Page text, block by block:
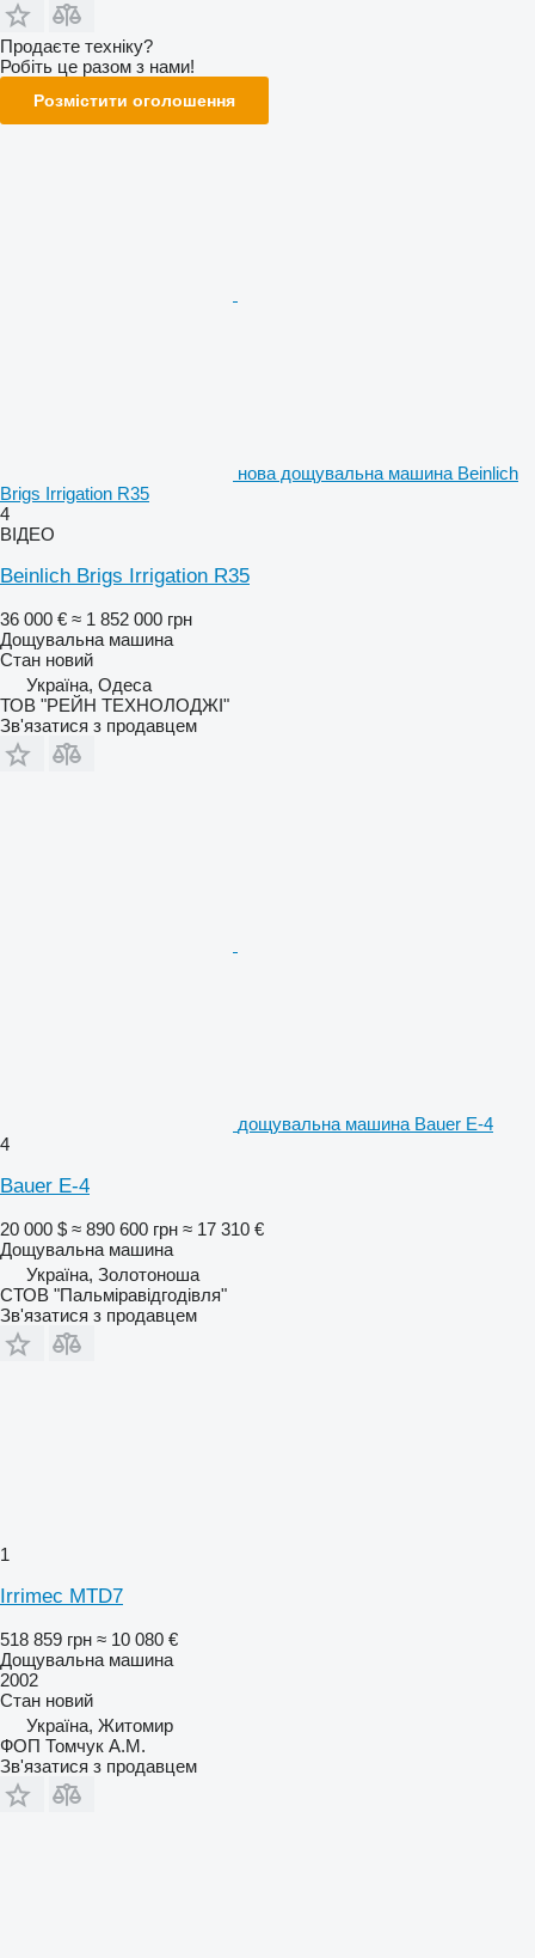
Продаєте техніку?
Робіть це разом з нами!
Розмістити оголошення
нова дощувальна машина Beinlich
Brigs Irrigation R35
4
ВІДЕО
Beinlich Brigs Irrigation R35
36 000 € ≈ 1 852 000 грн
Дощувальна машина
Стан новий
Україна, Одеса
ТОВ "РЕЙН ТЕХНОЛОДЖІ"
Зв'язатися з продавцем
дощувальна машина Bauer E-4
4
Bauer E-4
20 000 $ ≈ 890 600 грн ≈ 17 310 €
Дощувальна машина
Україна, Золотоноша
СТОВ "Пальміравідгодівля"
Зв'язатися з продавцем
1
Irrimec MTD7
518 859 грн ≈ 10 080 €
Дощувальна машина
2002
Стан новий
Україна, Житомир
ФОП Томчук А.М.
Зв'язатися з продавцем